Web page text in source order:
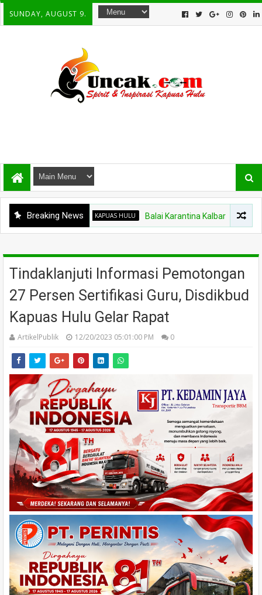
SUNDAY, AUGUST 9.
Breaking NewsKAPUAS HULU Balai Karantina Kalbar Tinjau Jalur
Tindaklanjuti Informasi Pemotongan
27 Persen Sertifikasi Guru, Disdikbud
Kapuas Hulu Gelar Rapat
ArtikelPublik 12/20/2023 05:01:00 PM 0